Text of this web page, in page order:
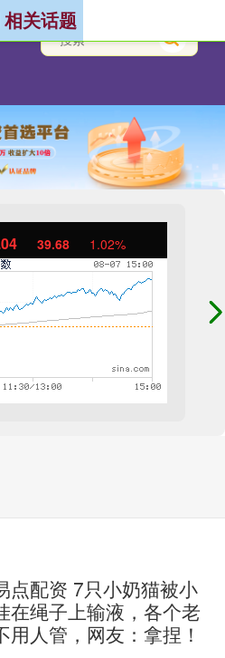
39.68 1.02%
关话题
点配资 7只小奶猫被小
在绳子上输液，各个老
用人管，网友：拿捏！